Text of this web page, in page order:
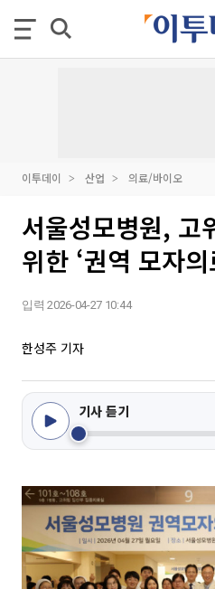
이투데이 산업 의료/바이오
서울성모병원, 고
위한 ‘권역 모자
입력 2026-04-27 10:44
한성주 기자
기사 듣기